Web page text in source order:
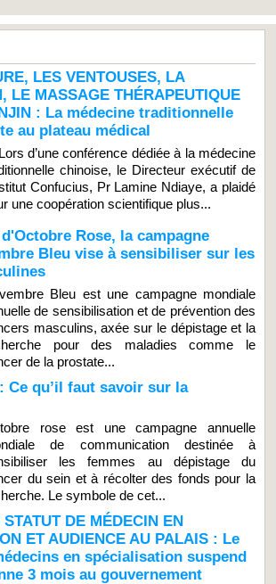
LES VENTOUSES, LA
LE MASSAGE THÉRAPEUTIQUE
: La médecine traditionnelle
au plateau médical
d’une conférence dédiée à la médecine
chinoise, le Directeur exécutif de
Confucius, Pr Lamine Ndiaye, a plaidé
une coopération scientifique plus...
Rose, la campagne
Bleu vise à sensibiliser sur les
Bleu est une campagne mondiale
de sensibilisation et de prévention des
masculins, axée sur le dépistage et la
pour des maladies comme le
de la prostate...
Ce qu’il faut savoir sur la
rose est une campagne annuelle
de communication destinée à
les femmes au dépistage du
du sein et à récolter des fonds pour la
Le symbole de cet...
DE MÉDECIN EN
ET AUDIENCE AU PALAIS : Le
en spécialisation suspend
3 mois au gouvernement